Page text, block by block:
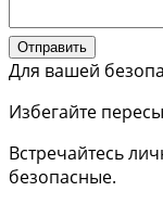
Отправить
Для вашей
Избегайте
Встречайтесь
безопасные.